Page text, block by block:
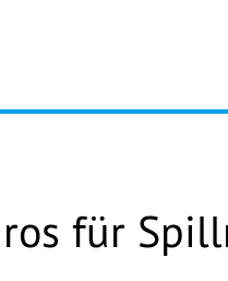
für